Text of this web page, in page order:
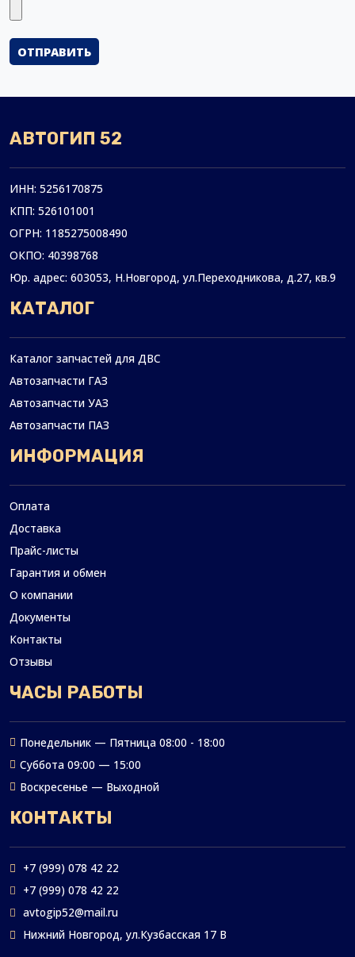
АВТОГИП 52
ИНН: 5256170875
КПП: 526101001
ОГРН: 1185275008490
ОКПО: 40398768
Юр. адрес: 603053, Н.Новгород, ул.Переходникова, д.27, кв.9
КАТАЛОГ
Каталог запчастей для ДВС
Автозапчасти ГАЗ
Автозапчасти УАЗ
Автозапчасти ПАЗ
ИНФОРМАЦИЯ
Оплата
Доставка
Прайс-листы
Гарантия и обмен
О компании
Документы
Контакты
Отзывы
ЧАСЫ РАБОТЫ
Понедельник — Пятница 08:00 - 18:00
Суббота 09:00 — 15:00
Воскресенье — Выходной
КОНТАКТЫ
+7 (999) 078 42 22
+7 (999) 078 42 22
avtogip52@mail.ru
Нижний Новгород, ул.Кузбасская 17 В